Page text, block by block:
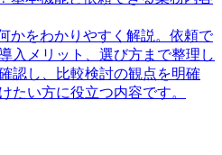
かをわかりやすく解説。依頼で
入メリット、選び方まで整理し
認し、比較検討の観点を明確
たい方に役立つ内容です。